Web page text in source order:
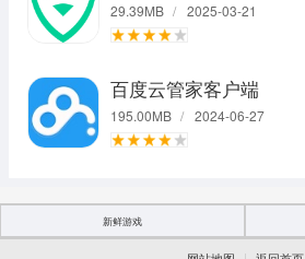
29.39MB / 2025-03-21
百度云管家客户端
195.00MB / 2024-06-27
新鲜游戏